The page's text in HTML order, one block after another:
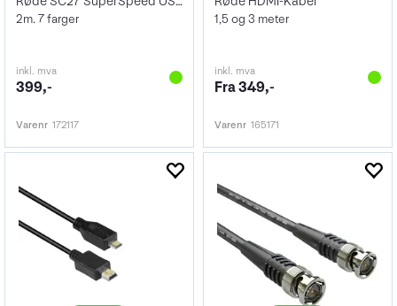
2m. 7 farger
inkl. mva
399,-
Varenr 172117
1,5 og 3 meter
inkl. mva
Fra 349,-
Varenr 165171